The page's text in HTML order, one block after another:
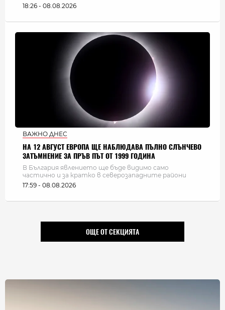
18:26 - 08.08.2026
ВАЖНО ДНЕС
НА 12 АВГУСТ ЕВРОПА ЩЕ НАБЛЮДАВА ПЪЛНО СЛЪНЧЕВО
ЗАТЪМНЕНИЕ ЗА ПРЪВ ПЪТ ОТ 1999 ГОДИНА
В България явлението ще бъде видимо само
частично и за кратко в северозападните райони
17:59 - 08.08.2026
ОЩЕ ОТ СЕКЦИЯТА